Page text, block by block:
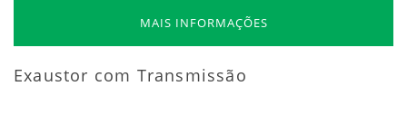
MAIS INFORMAÇÕES
Exaustor com Transmissão